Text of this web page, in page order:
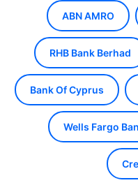
ABN AMRO
RHB Bank Berhad
Bank Of Cyprus
Wells Fargo